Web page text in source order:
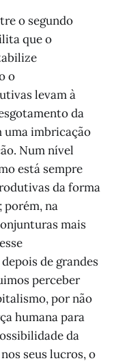
o segundo
que o
o
levam à
da
uma imbricação
Num nível
está sempre
da forma
porém, na
mais
de grandes
perceber
por não
humana para
da
seus lucros, o